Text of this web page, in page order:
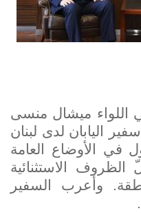
اللواء ميشال منسى
اليابان لدى لبنان
في الأوضاع العامة
الاستثنائية
وأعرب السفير